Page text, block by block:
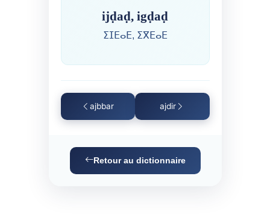
ijḍaḍ, igḍaḍ
ⵉⵊⴹⴰⴹ, ⵉⴳⴹⴰⴹ
ajbbar ajdir
Retour au dictionnaire